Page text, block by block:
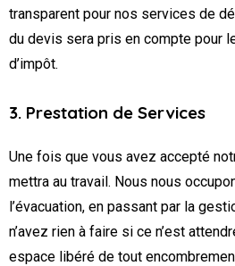
transparent pour nos services de
du devis sera pris en compte pour
d’impôt.
3. Prestation de Services
Une fois que vous avez accepté
mettra au travail. Nous nous
l’évacuation, en passant par la
n’avez rien à faire si ce n’est
espace libéré de tout